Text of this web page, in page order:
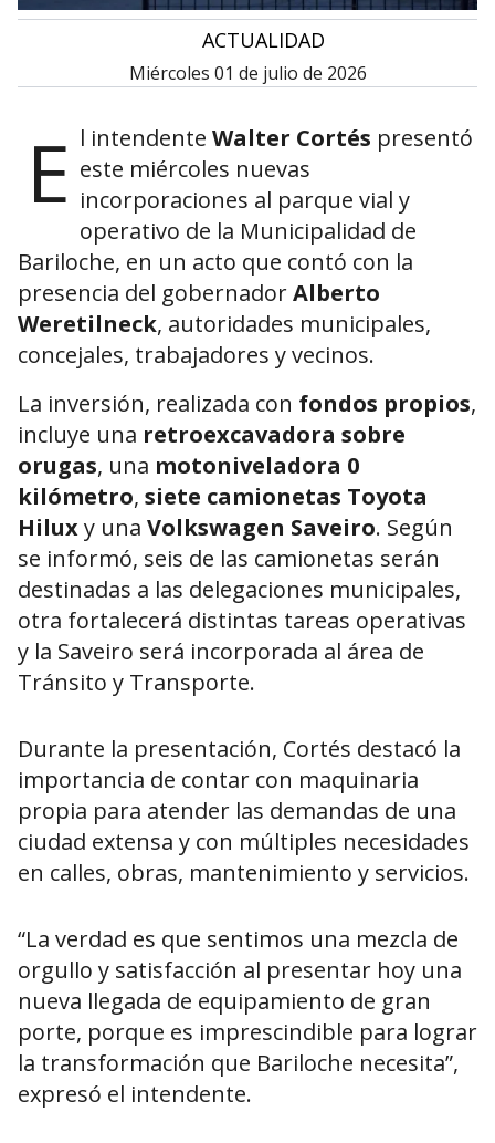
ACTUALIDAD
miércoles 01 de julio de 2026
E l intendente Walter Cortés presentó
este miércoles nuevas
incorporaciones al parque vial y
operativo de la Municipalidad de
Bariloche, en un acto que contó con la
presencia del gobernadorAlberto
Weretilneck, autoridades municipales,
concejales, trabajadores y vecinos.
La inversión, realizada con fondos propios,
incluye una retroexcavadora sobre
orugas, una motoniveladora 0
kilómetro, siete camionetas Toyota
Hiluxy una Volkswagen Saveiro. Según
se informó, seis de las camionetas serán
destinadas a las delegaciones municipales,
otra fortalecerá distintas tareas operativas
y la Saveiro será incorporada al área de
Tránsito y Transporte.
Durante la presentación, Cortés destacó la
importancia de contar con maquinaria
propia para atender las demandas de una
ciudad extensa y con múltiples necesidades
en calles, obras, mantenimiento y servicios.
“La verdad es que sentimos una mezcla de
orgullo y satisfacción al presentar hoy una
nueva llegada de equipamiento de gran
porte, porque es imprescindible para lograr
la transformación que Bariloche necesita”,
expresó el intendente.